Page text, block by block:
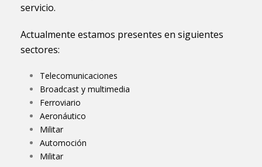
servicio.
Actualmente estamos presentes en siguientes
sectores:
Telecomunicaciones
Broadcast y multimedia
Ferroviario
Aeronáutico
Militar
Automoción
Militar